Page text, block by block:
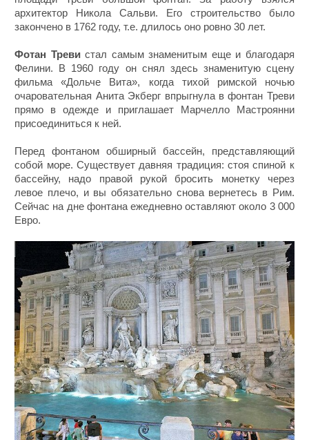
архитектор Никола Сальви. Его строительство было
закончено в 1762 году, т.е. длилось оно ровно 30 лет.
Фотан Тревистал самым знаменитым еще и благодаря
Фелини. В 1960 году он снял здесь знаменитую сцену
фильма «Дольче Вита», когда тихой римской ночью
очаровательная Анита Экберг впрыгнула в фонтан Треви
прямо в одежде и приглашает Марчелло Мастроянни
присоединиться к ней.
Перед фонтаном обширный бассейн, представляющий
собой море. Существует давняя традиция: стоя спиной к
бассейну, надо правой рукой бросить монетку через
левое плечо, и вы обязательно снова вернетесь в Рим.
Сейчас на дне фонтана ежедневно оставляют около 3 000
Евро.